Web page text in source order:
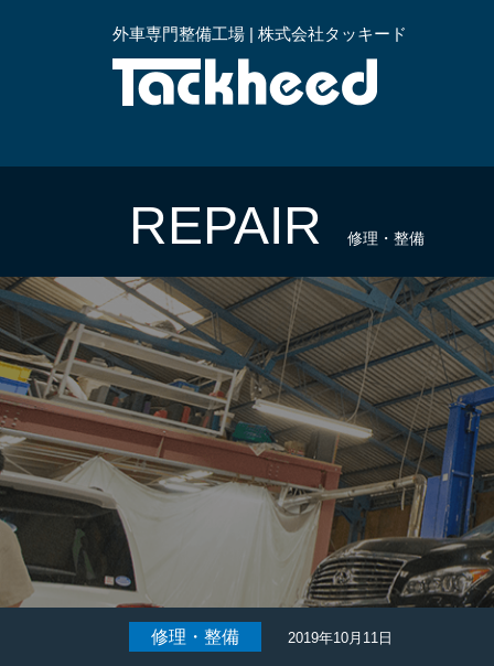
外車専門整備工場 | 株式会社タッキード
REPAIR 修理・整備
修理・整備 2019年10月11日